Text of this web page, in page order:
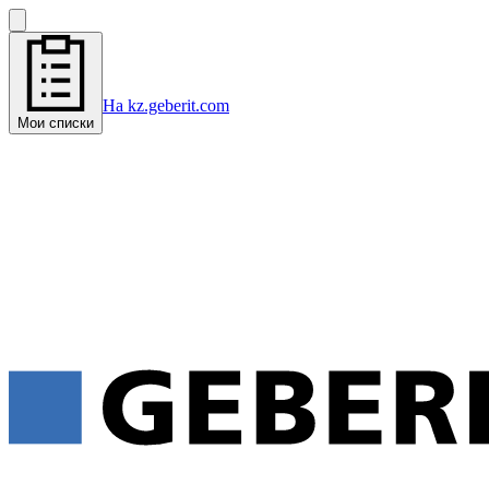
Мои списки
На kz.geberit.com